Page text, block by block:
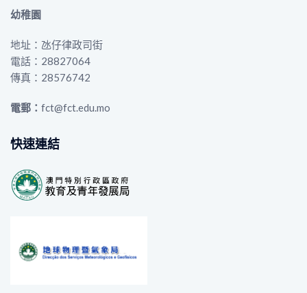
幼稚園
地址：氹仔律政司街
電話：28827064
傳真：28576742
電郵： fct@fct.edu.mo
快速連結